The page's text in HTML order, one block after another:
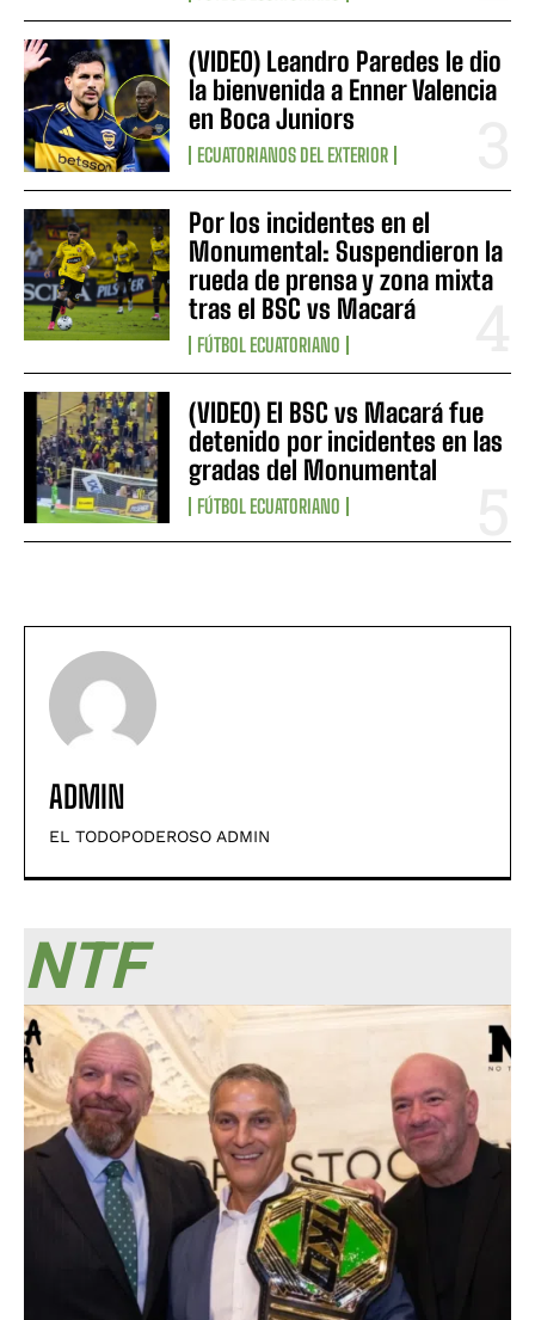
(VIDEO) Leandro Paredes le dio
la bienvenida a Enner Valencia
en Boca Juniors
ECUATORIANOS DEL EXTERIOR
Por los incidentes en el
Monumental: Suspendieron la
rueda de prensa y zona mixta
tras el BSC vs Macará
FÚTBOL ECUATORIANO
(VIDEO) El BSC vs Macará fue
detenido por incidentes en las
gradas del Monumental
FÚTBOL ECUATORIANO
ADMIN
EL TODOPODEROSO ADMIN
NTF